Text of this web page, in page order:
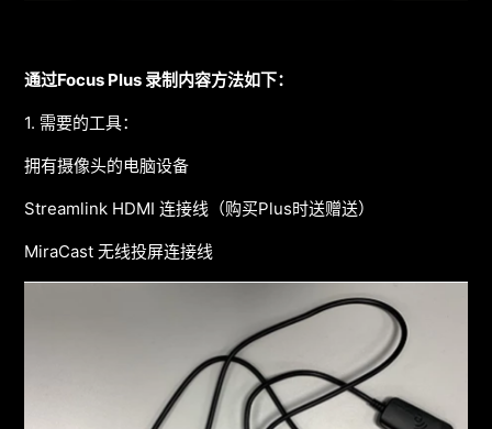
通过Focus Plus 录制内容方法如下：
1. 需要的工具：
拥有摄像头的电脑设备
Streamlink HDMI 连接线（购买Plus时送赠送）
MiraCast 无线投屏连接线